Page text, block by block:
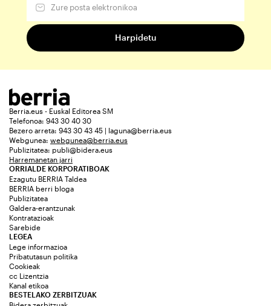
Berria.eus - Euskal Editorea SM
Telefonoa: 943 30 40 30
Bezero arreta: 943 30 43 45 | laguna@berria.eus
Webgunea: webgunea@berria.eus
Publizitatea: publi@bidera.eus
Harremanetan jarri
ORRIALDE KORPORATIBOAK
Ezagutu BERRIA Taldea
BERRIA berri bloga
Publizitatea
Galdera-erantzunak
Kontratazioak
Sarebide
LEGEA
Lege informazioa
Pribatutasun politika
Cookieak
cc Lizentzia
Kanal etikoa
BESTELAKO ZERBITZUAK